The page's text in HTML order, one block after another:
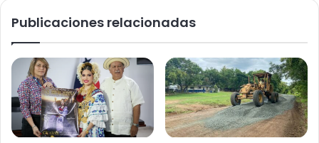
Publicaciones relacionadas